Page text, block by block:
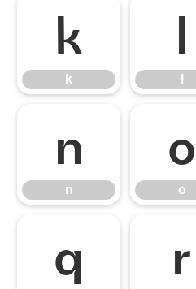
k
k
l
n
n
o
o
q r